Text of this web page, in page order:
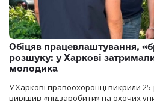
Обіцяв працевлаштування,
розшуку: у Харкові
молодика
У Харкові правоохоронці викрили
вирішив «підзаробити» на охочих